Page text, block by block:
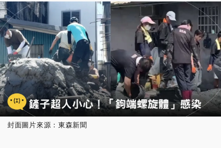
封面圖片來源：東森新聞